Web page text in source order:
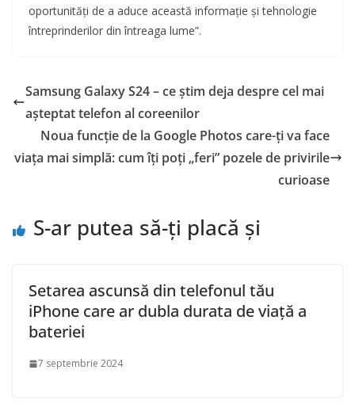
oportunități de a aduce această informație și tehnologie
întreprinderilor din întreaga lume”.
Samsung Galaxy S24 – ce știm deja despre cel mai
așteptat telefon al coreenilor
Noua funcție de la Google Photos care-ți va face
viața mai simplă: cum îți poți „feri” pozele de privirile
curioase
S-ar putea să-ți placă și
Setarea ascunsă din telefonul tău
iPhone care ar dubla durata de viață a
bateriei
7 septembrie 2024